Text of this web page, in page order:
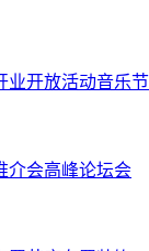
业开放活动音乐
介会高峰论坛会